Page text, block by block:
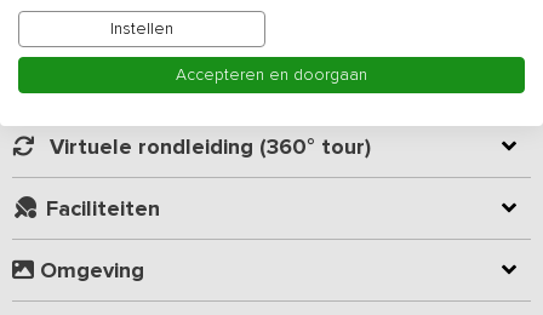
Ditvakantieadresis voorzien van 5 slaapkamers en 2 ruime
badkamers. De woonkamer heeft een houtkachel met authentieke
gezamenlijk eten. De moderne keuken beschikt over een 6-pits
fornuis, oven en vaatwasser. In de berging staat een wasmachine
en droger. Op de bovenverdieping vind je een slaap / lounge
ruimte met audio, Xbox360 en een Wii. De bovenverdieping
beschikt tevens over airconditioning.
Je beschikt over een eigen tuin met uitzicht op de landerijen.
Kamer indeling
Geverifieerde beoordelingen
Virtuele rondleiding (360° tour)
Faciliteiten
Omgeving
Instellen
Accepteren en doorgaan